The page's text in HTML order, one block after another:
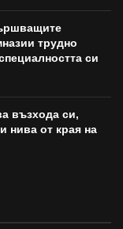
трудно
си
възхода си,
нива от края на